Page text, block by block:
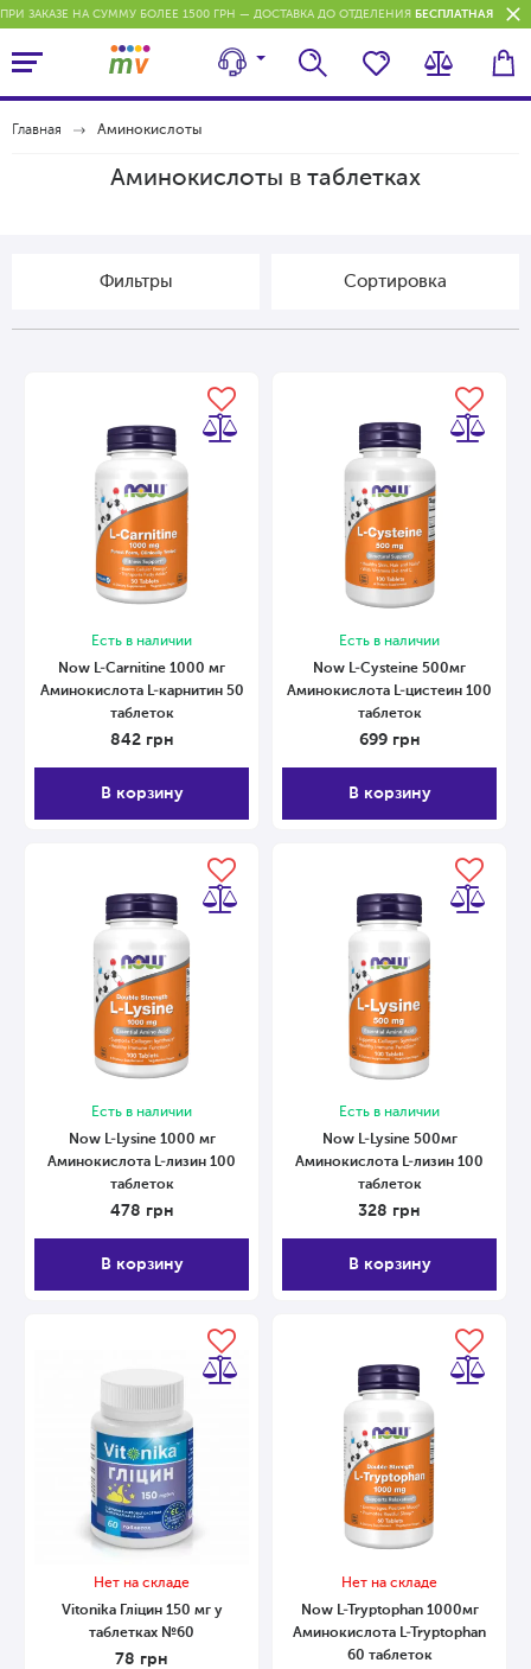
ПРИ ЗАКАЗЕ НА СУММУ БОЛЕЕ 1500 ГРН — ДОСТАВКА ДО ОТДЕЛЕНИЯ БЕСПЛАТНАЯ
Главная Аминокислоты
Аминокислоты в таблетках
Фильтры Cортировка
Есть в наличии
Now L-Carnitine 1000 мг
Аминокислота L-карнитин 50
таблеток
842 грн
В корзину
Есть в наличии
Now L-Cysteine ​​500мг
Аминокислота L-цистеин 100
таблеток
699 грн
В корзину
Есть в наличии
Now L-Lysine 1000 мг
Аминокислота L-лизин 100
таблеток
478 грн
В корзину
Есть в наличии
Now L-Lysine 500мг
Аминокислота L-лизин 100
таблеток
328 грн
В корзину
Нет на складе
Vitonika Гліцин 150 мг у
таблетках №60
78 грн
Нет на складе
Now L-Tryptophan 1000мг
Аминокислота L-Tryptophan
60 таблеток